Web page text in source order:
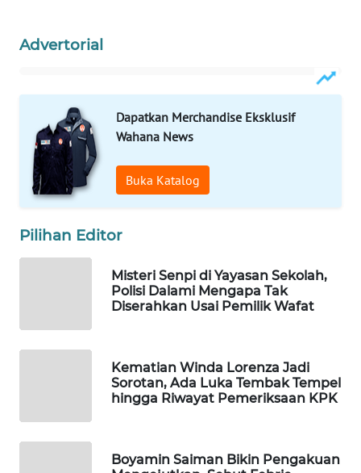
Advertorial
Dapatkan Merchandise Eksklusif
Wahana News
Buka Katalog
Pilihan Editor
Misteri Senpi di Yayasan Sekolah,
Polisi Dalami Mengapa Tak
Diserahkan Usai Pemilik Wafat
Kematian Winda Lorenza Jadi
Sorotan, Ada Luka Tembak Tempel
hingga Riwayat Pemeriksaan KPK
Boyamin Saiman Bikin Pengakuan
WAHANA
DESA
WISATA
LAPAK
Wahana
WALINKI